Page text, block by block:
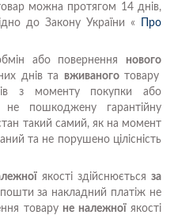
можна протягом 14 днів,
до Закону України «
Про
або повернення
нового
днів та вживаноготовару
з моменту покупки або
пошкоджену гарантійну
такий самий, як на момент
та не порушено цілісність
якості здійснюється за
пошти за накладний платіж не
товару не належної якості